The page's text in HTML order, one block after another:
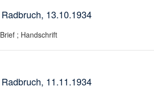
13.10.1934
; Handschrift
11.11.1934